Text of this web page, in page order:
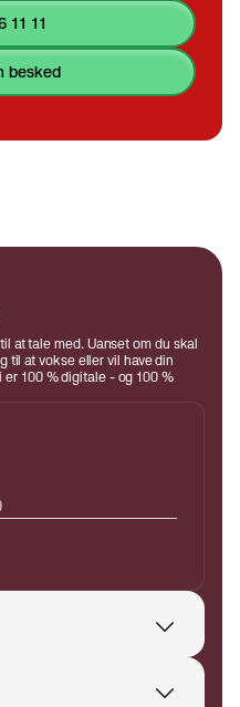
11 11
besked
at tale med. Uanset om du skal
til at vokse eller vil have din
100 % digitale - og 100 %